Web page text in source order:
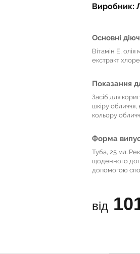
Виробник:
Основні
Вітамін Е,
екстракт
Показання
Засіб для
шкіру обличчя,
кольору
Форма
Туба, 25 мл.
щоденного
допомогою
від